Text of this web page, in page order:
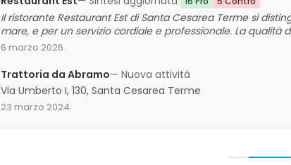
Il ristorante Restaurant Est di Santa Cesarea Terme si
mare, e per un servizio cordiale e professionale. La
dalla clientela, che evidenzia anche l'ottima atmosfera e la
complesso l'esperienza è giudicata molto positiva, con un
nonché per la gentilezza dello staff.
6 marzo 2026
Trattoria da Abramo— Nuova attività
Via Umberto I, 130, Santa Cesarea Terme
23 marzo 2024